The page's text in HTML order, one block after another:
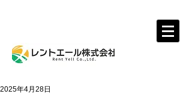
レントール株式会社
2025年4月28日